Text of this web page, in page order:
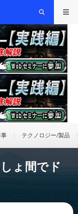
テクノロジー/製品
ょ間でド